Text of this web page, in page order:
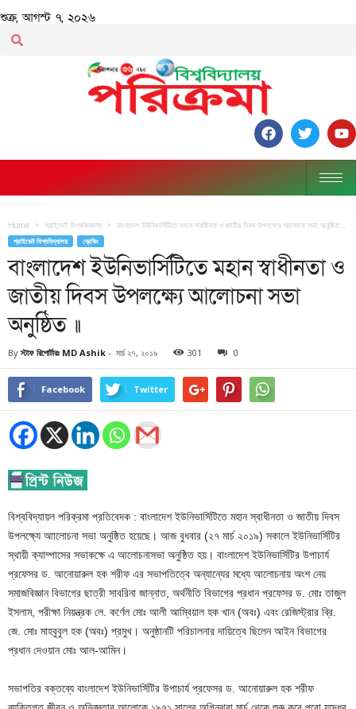
শুক্র, আগস্ট ৭, ২০২৬
Home প্রাইভেট বিশ্ববিদ্যালয় বাংলাদেশ ইউনিভার্সিটিতে মহান স্বাধীনতা ও জাতীয় দিবস উপলক্ষ্যে আলোচনা সভা অনুষ্ঠিত...
প্রাইভেট বিশ্ববিদ্যালয় ব্রেকিং
বাংলাদেশ ইউনিভার্সিটিতে মহান স্বাধীনতা ও
জাতীয় দিবস উপলক্ষ্যে আলোচনা সভা
অনুষ্ঠিত ॥
By স্টাফ রিপোর্টারঃ MD Ashik - মার্চ ২৭, ২০১৯ 301 0
Facebook Twitter
বিশ্ববিদ্যায়ল পরিক্রমা প্রতিবেদক : বাংলাদেশ ইউনিভার্সিটিতে মহান স্বাধীনতা ও জাতীয় দিবস
উপলক্ষ্যে আালোচনা সভা অনুষ্ঠিত হয়েছে। আজ বুধবার (২৭ মার্চ ২০১৯) সকালে ইউনিভার্সিটির
স্থায়ী ক্যাম্পাসের সভাকক্ষে এ আলোচনাসভা অনুষ্ঠিত হয়। বাংলাদেশ ইউনিভার্সিটির উপাচার্য
প্রফেসর ড. আনোয়ারুল হক শরীফ এর সভাপতিত্বে অন্যান্যের মধ্যে আলোচনায় অংশ নেয়
সমাজবিজ্ঞান বিভাগের ছাত্রী সাবরিনা জান্নাত, অর্থনীতি বিভাগের প্রধান প্রফেসর ড. মোঃ তাজুল
ইসলাম, পরীক্ষা নিয়ন্ত্রক লে. কর্ণেল মোঃ আলী আম্বিয়াল হক খান (অবঃ) এবং রেজিস্ট্রার ব্রি.
জে. মোঃ মাহবুবুল হক (অবঃ) প্রমুখ। অনুষ্ঠানটি পরিচালনার দায়িত্বে ছিলেন আইন বিভাগের
প্রধান দেওয়ান মোঃ আল-আমিন।
সভাপতির বক্তব্যে বাংলাদেশ ইউনিভার্সিটির উপাচার্য প্রফেসর ড. আনোয়ারুল হক শরীফ